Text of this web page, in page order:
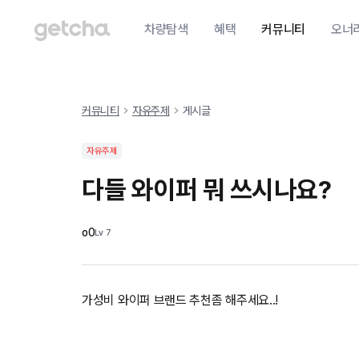
차량탐색 혜택 커뮤니티 오너
커뮤니티 자유주제 게시글
자유주제
다들 와이퍼 뭐 쓰시나요?
o0Lv 7
가성비 와이퍼 브랜드 추천좀 해주세요..!